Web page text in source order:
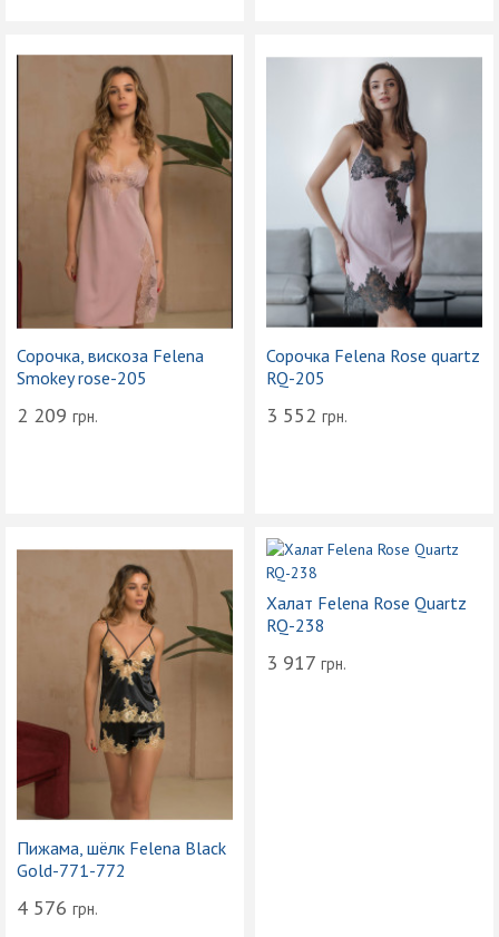
Сорочка, вискоза Felena
Smokey rose-205
2 209 грн.
Сорочка Felena Rose quartz
RQ-205
3 552 грн.
Пижама, шёлк Felena Black
Gold-771-772
4 576 грн.
Халат Felena Rose Quartz
RQ-238
3 917 грн.